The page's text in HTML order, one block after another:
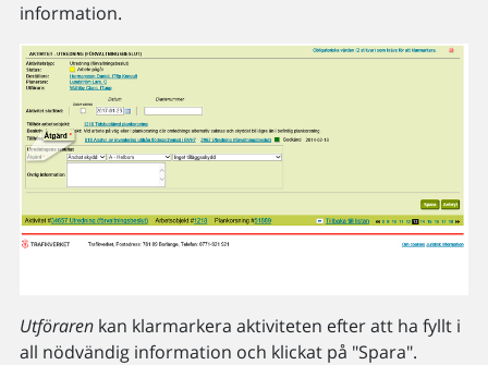
information.
Utförarenkan klarmarkera aktiviteten efter att ha fyllt i
all nödvändig information och klickat på "Spara".